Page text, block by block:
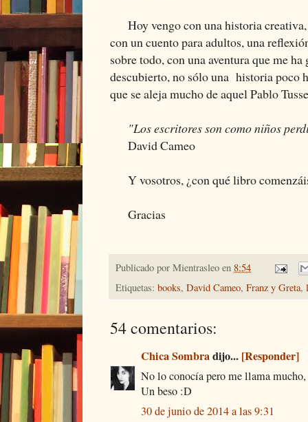
Hoy vengo con una historia
con un cuento para adultos, una
sobre todo, con una aventura que me
descubierto, no sólo una historia poco
que se aleja mucho de aquel Pablo
"Los escritores son como niños
David Cameo
Y vosotros, ¿con qué libro
Gracias
Publicado por Mientrasleo en 8:54
Etiquetas: books, David Cameo, Franz y Greta,
54 comentarios:
Chica Sombradijo... [Responder]
No lo conocía pero me llama
Un beso :D
30 de junio de 2014 a las 9:31